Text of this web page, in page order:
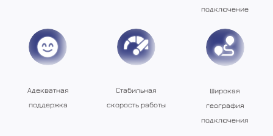
подключение
Адекватная
поддержка
Стабильная
скорость работы
Широкая
география
подключения